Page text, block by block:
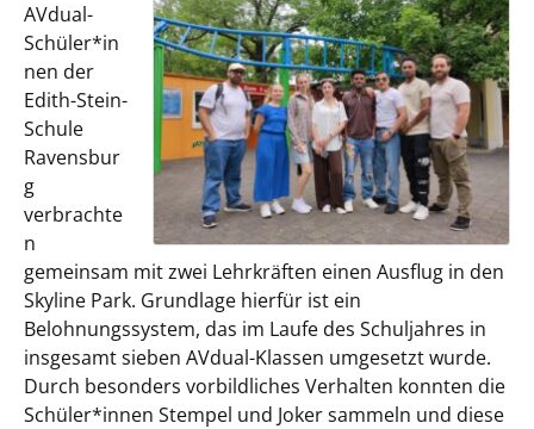
AVdual-
Schüler*in
nen der
Edith-Stein-
Schule
Ravensbur
g
verbrachte
n
gemeinsam mit zwei Lehrkräften einen Ausflug in den
Skyline Park. Grundlage hierfür ist ein
Belohnungssystem, das im Laufe des Schuljahres in
insgesamt sieben AVdual-Klassen umgesetzt wurde.
Durch besonders vorbildliches Verhalten konnten die
Schüler*innen Stempel und Joker sammeln und diese